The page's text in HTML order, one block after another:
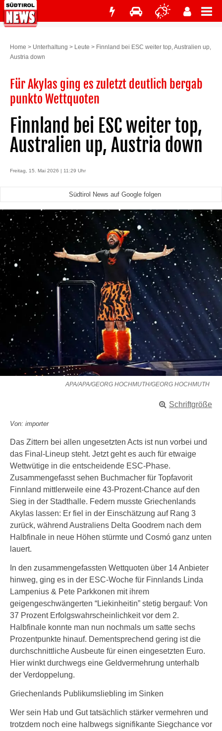
Home > Unterhaltung > Leute > Finnland bei ESC weiter top, Australien up,
Austria down
Für Akylas ging es zuletzt deutlich bergab
punkto Wettquoten
Finnland bei ESC weiter top,
Australien up, Austria down
Freitag, 15. Mai 2026 | 11:29 Uhr
Südtirol News auf Google folgen
APA/APA/GEORG HOCHMUTH/GEORG HOCHMUTH
Schriftgröße
Von: importer
Das Zittern bei allen ungesetzten Acts ist nun vorbei und
das Final-Lineup steht. Jetzt geht es auch für etwaige
Wettwütige in die entscheidende ESC-Phase.
Zusammengefasst sehen Buchmacher für Topfavorit
Finnland mittlerweile eine 43-Prozent-Chance auf den
Sieg in der Stadthalle. Federn musste Griechenlands
Akylas lassen: Er fiel in der Einschätzung auf Rang 3
zurück, während Australiens Delta Goodrem nach dem
Halbfinale in neue Höhen stürmte und Cosmó ganz unten
lauert.
In den zusammengefassten Wettquoten über 14 Anbieter
hinweg, ging es in der ESC-Woche für Finnlands Linda
Lampenius & Pete Parkkonen mit ihrem
geigengeschwängerten “Liekinheitin” stetig bergauf: Von
37 Prozent Erfolgswahrscheinlichkeit vor dem 2.
Halbfinale konnte man nun nochmals um satte sechs
Prozentpunkte hinauf. Dementsprechend gering ist die
durchschnittliche Ausbeute für einen eingesetzten Euro.
Hier winkt durchwegs eine Geldvermehrung unterhalb
der Verdoppelung.
Griechenlands Publikumsliebling im Sinken
Wer sein Hab und Gut tatsächlich stärker vermehren und
trotzdem noch eine halbwegs signifikante Siegchance vor